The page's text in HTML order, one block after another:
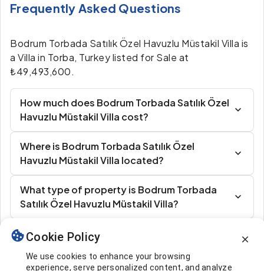
Frequently Asked Questions
Bodrum Torbada Satılık Özel Havuzlu Müstakil Villa is
a Villa in Torba, Turkey listed for Sale at
₺49,493,600.
How much does Bodrum Torbada Satılık Özel
Havuzlu Müstakil Villa cost?
Where is Bodrum Torbada Satılık Özel
Havuzlu Müstakil Villa located?
What type of property is Bodrum Torbada
Satılık Özel Havuzlu Müstakil Villa?
Similar Listings
Cookie Policy
We use cookies to enhance your browsing
experience, serve personalized content, and analyze